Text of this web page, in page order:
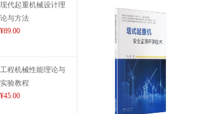
现代起重机械设计理
论与方法
¥89.00
工程机械性能理论与
实验教程
¥45.00